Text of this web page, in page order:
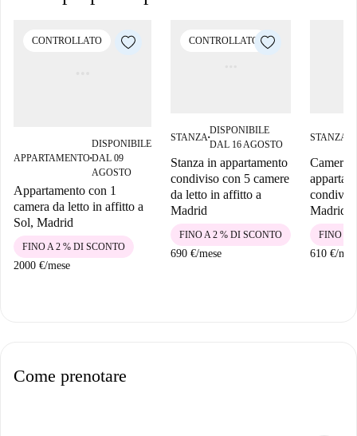
CONTROLLATO
APPARTAMENTO■
DISPONIBILE
DAL 09
AGOSTO
Appartamento con 1
camera da letto in affitto a
Sol, Madrid
2000 €/mese
FINO A 2 % DI SCONTO
CONTROLLATO
STANZA ■
DISPONIBILE
DAL 16 AGOSTO
Stanza in appartamento
condiviso con 5 camere
da letto in affitto a
Madrid
690 €/mese
FINO A 2 % DI SCONTO
STANZA
Camera
Madrid
610 €/
FINO A
Come prenotare